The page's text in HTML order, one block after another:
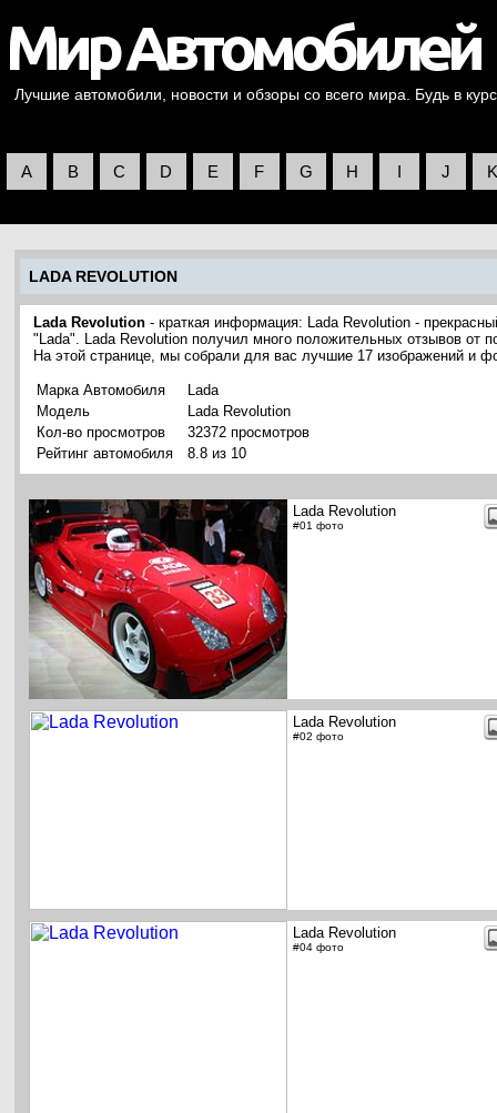
Лучшие автомобили, новости и обзоры со всего мира. Будь в
A B C D E F G H I J K
LADA REVOLUTION
Lada Revolution - краткая информация: Lada Revolution -
"Lada". Lada Revolution получил много положительных отзывов от
На этой странице, мы собрали для вас лучшие 17 изображений и
Марка Автомобиля
Lada
Модель
Lada Revolution
Кол-во просмотров
32372 просмотров
Рейтинг автомобиля
8.8 из 10
Lada Revolution
#01 фото
Lada Revolution
#02 фото
Lada Revolution
#04 фото